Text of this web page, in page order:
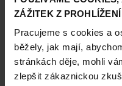
ZÁŽITEK Z
Pracujeme s cookies a
běžely, jak mají,
stránkách děje, mohli
zlepšit zákaznickou
podkladovou
bázi
. Chvíli počkejte,
pokračovat: do celé
prstů tónovacíBB
se vstřebá, a vrhněte